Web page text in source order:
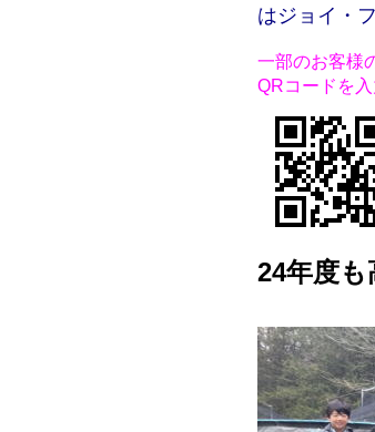
はジョイ・
一部のお客様
QRコードを
24年度も